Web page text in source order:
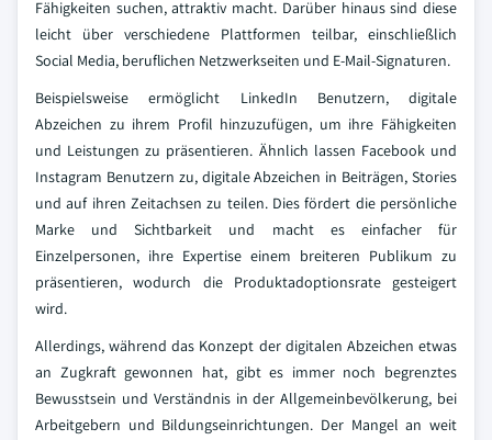
Fähigkeiten suchen, attraktiv macht. Darüber hinaus sind diese
leicht über verschiedene Plattformen teilbar, einschließlich
Social Media, beruflichen Netzwerkseiten und E-Mail-Signaturen.
Beispielsweise ermöglicht LinkedIn Benutzern, digitale
Abzeichen zu ihrem Profil hinzuzufügen, um ihre Fähigkeiten
und Leistungen zu präsentieren. Ähnlich lassen Facebook und
Instagram Benutzern zu, digitale Abzeichen in Beiträgen, Stories
und auf ihren Zeitachsen zu teilen. Dies fördert die persönliche
Marke und Sichtbarkeit und macht es einfacher für
Einzelpersonen, ihre Expertise einem breiteren Publikum zu
präsentieren, wodurch die Produktadoptionsrate gesteigert
wird.
Allerdings, während das Konzept der digitalen Abzeichen etwas
an Zugkraft gewonnen hat, gibt es immer noch begrenztes
Bewusstsein und Verständnis in der Allgemeinbevölkerung, bei
Arbeitgebern und Bildungseinrichtungen. Der Mangel an weit